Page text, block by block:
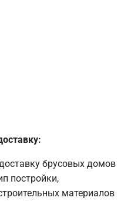
брусовых домов
постройки,
материалов